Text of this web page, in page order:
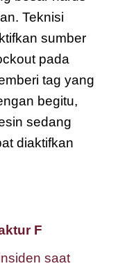
Teknisi
sumber
pada
tag yang
begitu,
sedang
diaktifkan
F
saat